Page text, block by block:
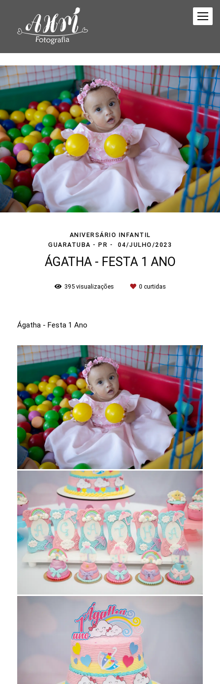
ANIVERSÁRIO INFANTIL
GUARATUBA - PR
04/JULHO/2023
ÁGATHA - FESTA 1 ANO
395visualizações 0 curtidas
Ágatha - Festa 1 Ano